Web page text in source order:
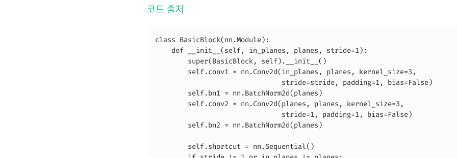
코드 출처
class BasicBlock(nn.Module):
    def __init__(self, in_planes, planes, stride=1):
        super(BasicBlock, self).__init__()
        self.conv1 = nn.Conv2d(in_planes, planes, kernel_size=3,
                               stride=stride, padding=1, bias=False)
        self.bn1 = nn.BatchNorm2d(planes)
        self.conv2 = nn.Conv2d(planes, planes, kernel_size=3,
                               stride=1, padding=1, bias=False)
        self.bn2 = nn.BatchNorm2d(planes)
        self.shortcut = nn.Sequential()